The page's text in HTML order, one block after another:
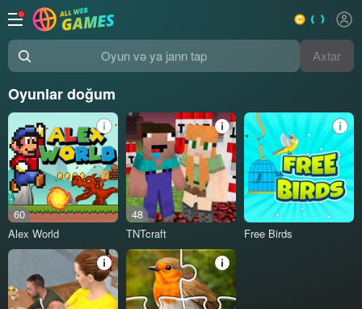
Oyun və ya janrı tap Axtar
Oyunlar doğum
60
Alex World
48
TNTcraft
Free Birds